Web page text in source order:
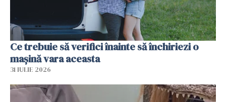
Ce trebuie să verifici înainte să închiriezi o
mașină vara aceasta
31 IULIE 2026